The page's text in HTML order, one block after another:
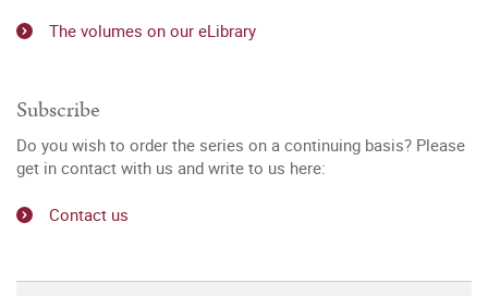
The volumes on our eLibrary
Subscribe
Do you wish to order the series on a continuing basis? Please
get in contact with us and write to us here:
Contact us